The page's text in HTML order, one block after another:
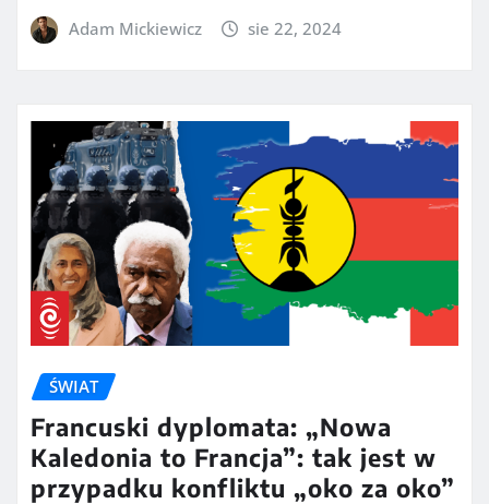
Adam Mickiewicz sie 22, 2024
ŚWIAT
Francuski dyplomata: „Nowa
Kaledonia to Francja”: tak jest w
przypadku konfliktu „oko za oko”